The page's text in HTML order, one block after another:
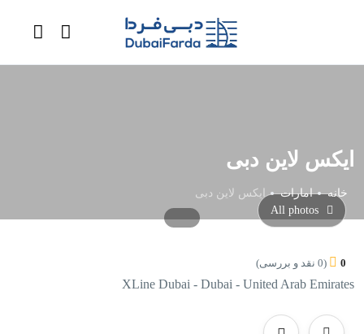
ایکس لاین دبی
خانه امارات
ایکس لاین دبی
All photos
0 (0 نقد و بررسی)
XLine Dubai - Dubai - United Arab Emirates